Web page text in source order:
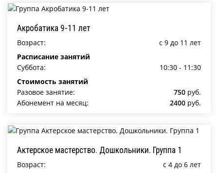
Акробатика 9-11 лет
Возраст:
c 9 до 11 лет
Расписание занятий
Суббота:
10:30 - 11:30
Стоимость занятий
Разовое занятие:
750 руб.
Абонемент на месяц:
2400 руб.
Актерское мастерство. Дошкольники. Группа 1
Возраст: c 4 до 6 лет